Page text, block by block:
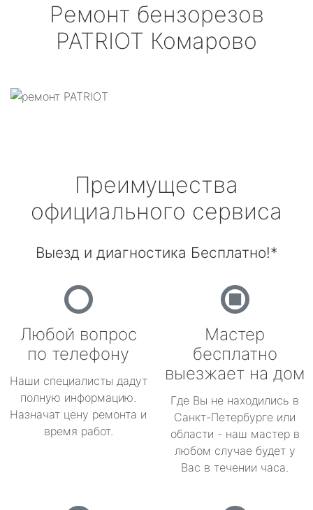
Ремонт бензорезов
PATRIOT Комарово
Преимущества
официального сервиса
Выезд и диагностика Бесплатно!*
Любой вопрос
по телефону
Наши специалисты дадут
полную информацию.
Назначат цену ремонта и
время работ.
Мастер
бесплатно
выезжает на дом
Где Вы не находились в
Санкт-Петербурге или
области - наш мастер в
любом случае будет у
Вас в течении часа.